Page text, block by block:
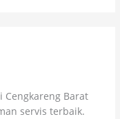
Cengkareng Barat
servis terbaik.